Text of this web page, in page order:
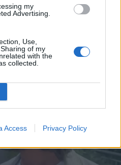
my
Advertising.
Use,
of my
with the
collected.
Access Privacy Policy